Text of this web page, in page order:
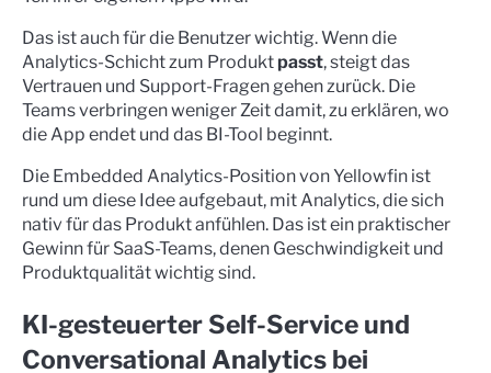
Das ist auch für die Benutzer wichtig. Wenn die
Analytics-Schicht zum Produkt passt, steigt das
Vertrauen und Support-Fragen gehen zurück. Die
Teams verbringen weniger Zeit damit, zu erklären, wo
die App endet und das BI-Tool beginnt.
Die Embedded Analytics-Position von Yellowfin ist
rund um diese Idee aufgebaut, mit Analytics, die sich
nativ für das Produkt anfühlen. Das ist ein praktischer
Gewinn für SaaS-Teams, denen Geschwindigkeit und
Produktqualität wichtig sind.
KI-gesteuerter Self-Service und
Conversational Analytics bei